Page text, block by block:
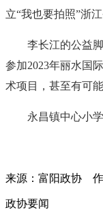
立“我也要拍照”浙
李长江的公益
参加2023年丽水国
术项目，甚至有可
永昌镇中心小
来源：富阳政协
政协要闻